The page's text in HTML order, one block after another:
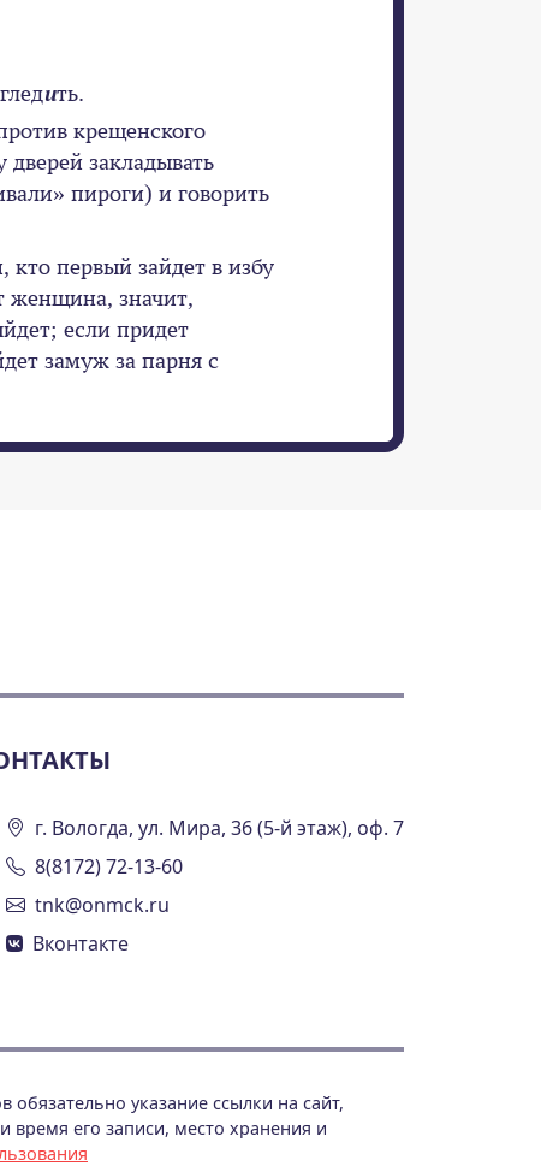
ить.
крещенского
дверей закладывать
пироги) и говорить
кто первый зайдет в избу
женщина, значит,
если придет
замуж за парня с
г. Вологда, ул. Мира, 36 (5-й этаж), оф. 7
8(8172) 72-13-60
tnk@onmck.ru
Вконтакте
указание ссылки на сайт,
время его записи, место хранения и